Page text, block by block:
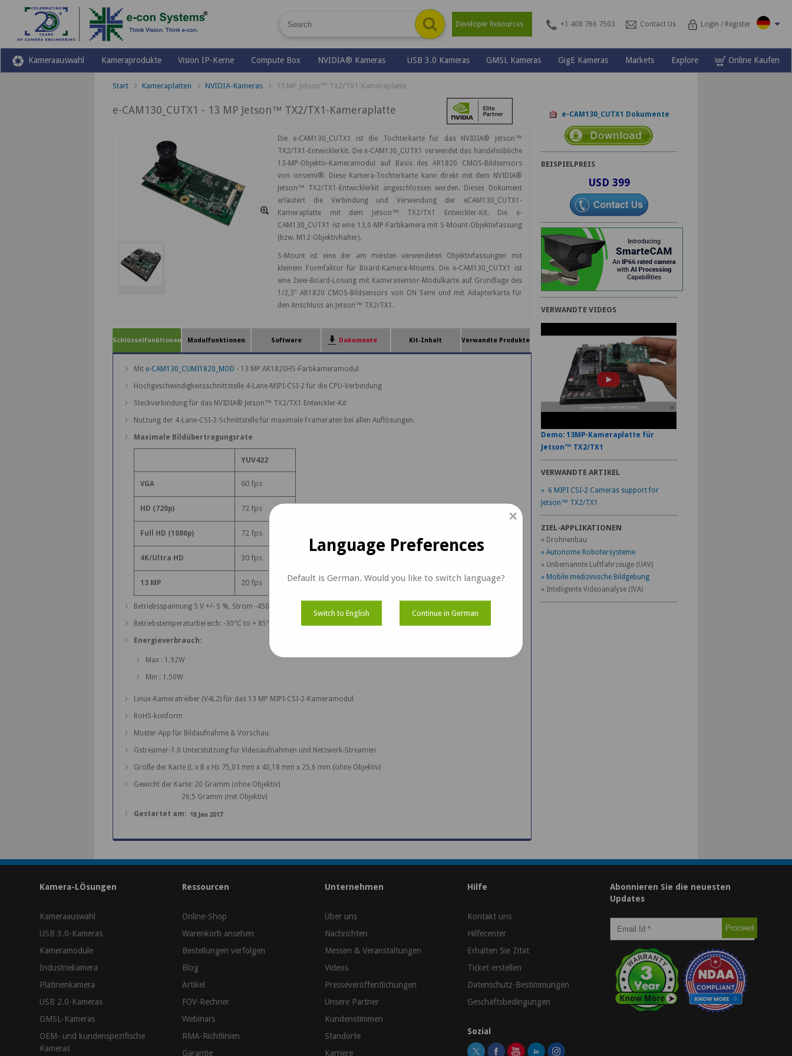
Developer Resources +1 408 766 7503 Contact Us Login / Register
Kameraauswahl Kameraprodukte Vision IP-Kerne Compute Box NVIDIA® Kameras USB 3.0 Kameras GMSL Kameras GigE Kameras Markets Explore Online Kaufen
Start Kameraplatten NVIDIA-Kameras 13 MP Jetson™ TX2/TX1-Kameraplatte
e-CAM130_CUTX1 - 13 MP Jetson™ TX2/TX1-Kameraplatte
Die e-CAM130_CUTX1 ist die Tochterkarte für das NVIDIA® Jetson™
TX2/TX1-Entwicklerkit. Die e-CAM130_CUTX1 verwendet das handelsübliche
13-MP-Objektiv-Kameramodul auf Basis des AR1820 CMOS-Bildsensors
von onsemi®. Diese Kamera-Tochterkarte kann direkt mit dem NVIDIA®
Jetson™ TX2/TX1-Entwicklerkit angeschlossen werden. Dieses Dokument
erläutert die Verbindung und Verwendung der eCAM130_CUTX1-
Kameraplatte mit dem Jetson™ TX2/TX1 Entwickler-Kit. Die e-
CAM130_CUTX1 ist eine 13,0-MP-Farbkamera mit S-Mount-Objektivfassung
(bzw. M12-Objektivhalter).
S-Mount ist eine der am meisten verwendeten Objektivfassungen mit
kleinem Formfaktor für Board-Kamera-Mounts. Die e-CAM130_CUTX1 ist
eine Zwei-Board-Lösung mit Kamerasensor-Modulkarte auf Grundlage des
1/2,3" AR1820 CMOS-Bildsensors von ON Semi und mit Adapterkarte für
den Anschluss an Jetson™ TX2/TX1.
Schlüsselfunktionen Modulfunktionen Software Dokumente Kit-Inhalt Verwandte Produkte
Mit e-CAM130_CUMI1820_MOD - 13 MP AR1820HS-Farbkameramodul
Hochgeschwindigkeitsschnittstelle 4-Lane-MIPI-CSI-2 für die CPU-Verbindung
Steckverbindung für das NVIDIA® Jetson™ TX2/TX1 Entwickler-Kit
Nutzung der 4-Lane-CSI-2-Schnittstelle für maximale Frameraten bei allen Auflösungen.
Maximale Bildübertragungsrate
YUV422
VGA 60 fps
HD (720p) 72 fps
Full HD (1080p) 72 fps
4K/Ultra HD 30 fps
13 MP 20 fps
Betriebsspannung 5 V +/- 5 %, Strom -450 mA
Betriebstemperaturbereich: -30°C to + 85°C
Energieverbrauch:
Max : 1.92W
Min : 1.50W
Linux-Kameratreiber (V4L2) für das 13 MP MIPI-CSI-2-Kameramodul
RoHS-konform
Muster-App für Bildaufnahme & Vorschau.
Gstreamer-1.0 Unterstützung für Videoaufnahmen und Netzwerk-Streamen
Größe der Karte (L x B x H): 75,03 mm x 40,18 mm x 25,6 mm (ohne Objektiv)
Gewicht der Karte: 20 Gramm (ohne Objektiv)
26,5 Gramm (mit Objektiv)
Gestartet am:
e-CAM130_CUTX1 Dokumente
BEISPIELPREIS
USD 399
VERWANDTE VIDEOS
Demo: 13MP-Kameraplatte für
Jetson™ TX2/TX1
VERWANDTE ARTIKEL
» 6 MIPI CSI-2 Cameras support for
Jetson™ TX2/TX1
ZIEL-APPLIKATIONEN
» Drohnenbau
» Autonome Robotersysteme
» Unbemannte Luftfahrzeuge (UAV)
» Mobile medizinische Bildgebung
» Intelligente Videoanalyse (IVA)
Kamera-LÖsungen
Kameraauswahl
USB 3.0-Kameras
Kameramodule
Industriekamera
Platinenkamera
USB 2.0-Kameras
GMSL-Kameras
OEM- und kundenspezifische
Kameras
Ressourcen
Online-Shop
Warenkorb ansehen
Bestellungen verfolgen
Blog
Artikel
FOV-Rechner
Webinars
RMA-Richtlinien
Garantie
Unternehmen
Über uns
Nachrichten
Messen & Veranstaltungen
Videos
Presseveröffentlichungen
Unsere Partner
Kundenstimmen
Standorte
Karriere
Hilfe
Kontakt uns
Hilfecenter
Erhalten Sie Zitat
Ticket erstellen
Datenschutz-Bestimmungen
Geschäftsbedingungen
Sozial
Abonnieren Sie die neuesten
Updates
×
Language Preferences
Default is German. Would you like to switch language?
Switch to English Continue in German